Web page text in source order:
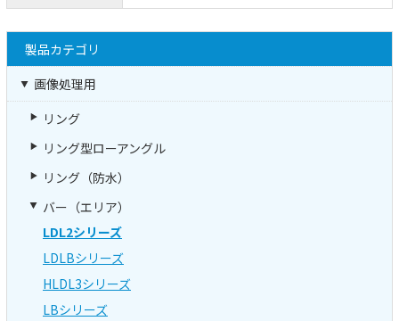
製品カテゴリ
画像処理用
リング
リング型ローアングル
リング（防水）
バー（エリア）
LDL2シリーズ
LDLBシリーズ
HLDL3シリーズ
LBシリーズ